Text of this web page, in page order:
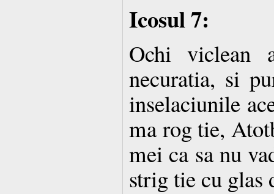
Icosul 7:
Ochi viclean
necuratia, si
inselaciunile
ma rog tie,
mei ca sa nu
strig tie cu glas